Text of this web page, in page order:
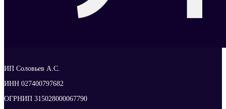
ИП Соловьев А.С.
ИНН 027400797682
ОГРНИП 315028000067790